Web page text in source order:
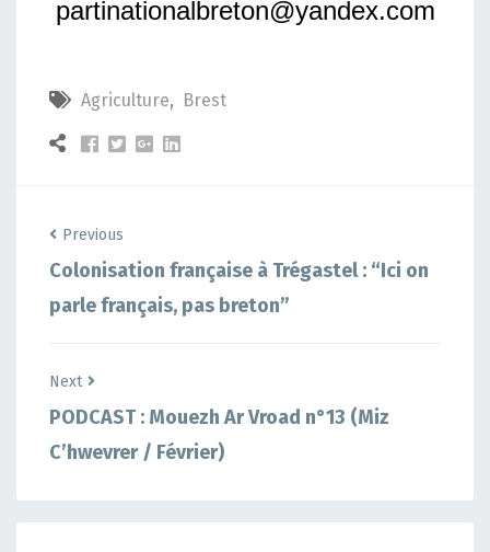
partinationalbreton@yandex.com
Agriculture, Brest
Previous
Colonisation française à Trégastel : “Ici on
parle français, pas breton”
Next
PODCAST : Mouezh Ar Vroad n°13 (Miz
C’hwevrer / Février)